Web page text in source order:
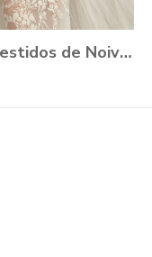
15 Vestidos de Noiva Plus Size para você se apaixonar